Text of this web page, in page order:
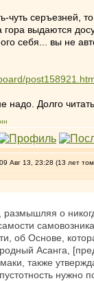
чуть серъезней,
гора выдаются
себя... вы не
надо. Долго
Авг 13, 23:28 (13 лет
размышляя о
об Основе,
Асанга,
также
нужно